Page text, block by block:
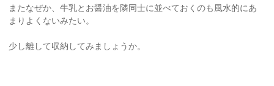
またなぜか、牛乳とお醤油を隣同士に並べておくのも風水的にあ
まりよくないみたい。
少し離して収納してみましょうか。